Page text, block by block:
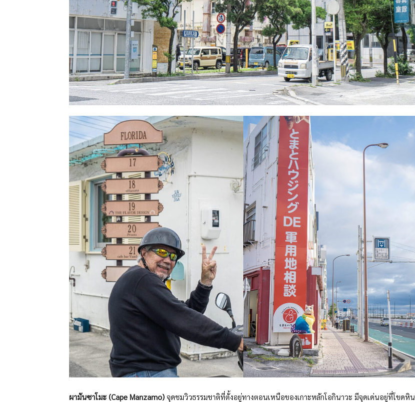
ผามันซาโมะ (Cape Manzamo) จุดชมวิวธรรมชาติที่ตั้งอยู่ทางตอนเหนือของเกาะหลักโอกินาวะ มีจุดเด่นอยู่ที่โขดหิน